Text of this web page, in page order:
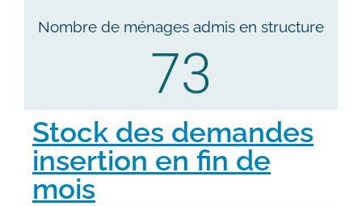
Nombre de ménages admis en structure
73
Stock des demandes
insertion en fin de
mois